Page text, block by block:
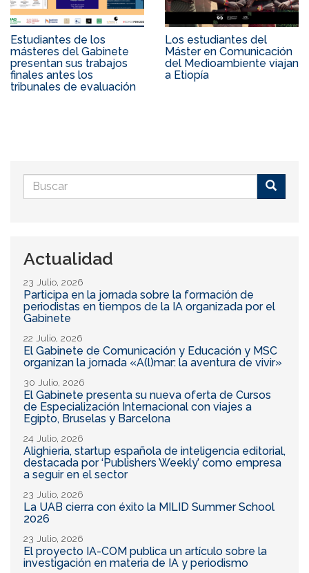
Estudiantes de los
másteres del Gabinete
presentan sus trabajos
finales antes los
tribunales de evaluación
Los estudiantes del
Máster en Comunicación
del Medioambiente viajan
a Etiopía
Formulario
de
Actualidad
23 Julio, 2026
Participa en la jornada sobre la formación de
periodistas en tiempos de la IA organizada por el
Gabinete
22 Julio, 2026
El Gabinete de Comunicación y Educación y MSC
organizan la jornada «A(l)mar: la aventura de vivir»
30 Julio, 2026
El Gabinete presenta su nueva oferta de Cursos
de Especialización Internacional con viajes a
Egipto, Bruselas y Barcelona
24 Julio, 2026
Alighieria, startup española de inteligencia editorial,
destacada por ‘Publishers Weekly’ como empresa
a seguir en el sector
23 Julio, 2026
La UAB cierra con éxito la MILID Summer School
2026
23 Julio, 2026
El proyecto IA-COM publica un artículo sobre la
investigación en materia de IA y periodismo